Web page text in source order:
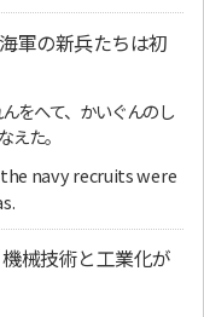
軍の新兵たちは初
をへて、かいぐんのし
えた。
navy recruits were
械技術と工業化が